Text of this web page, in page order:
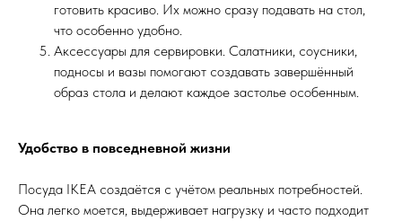
готовить красиво. Их можно сразу подавать на стол,
что особенно удобно.
Аксессуары для сервировки. Салатники, соусники,
подносы и вазы помогают создавать завершённый
образ стола и делают каждое застолье особенным.
Удобство в повседневной жизни
Посуда IKEA создаётся с учётом реальных потребностей.
Она легко моется, выдерживает нагрузку и часто подходит